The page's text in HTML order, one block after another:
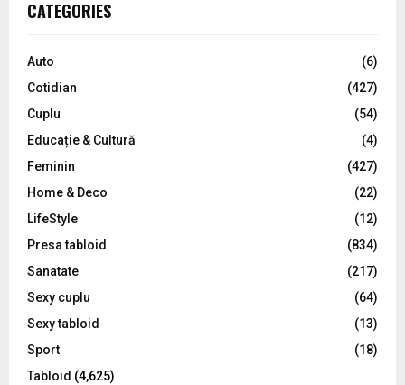
h
o
:
C
CATEGORIES
Auto
(6)
Cotidian
(427)
Cuplu
(54)
Educație & Cultură
(4)
Feminin
(427)
Home & Deco
(22)
LifeStyle
(12)
Presa tabloid
(834)
Sanatate
(217)
Sexy cuplu
(64)
Sexy tabloid
(13)
Sport
(18)
Tabloid (4,625)